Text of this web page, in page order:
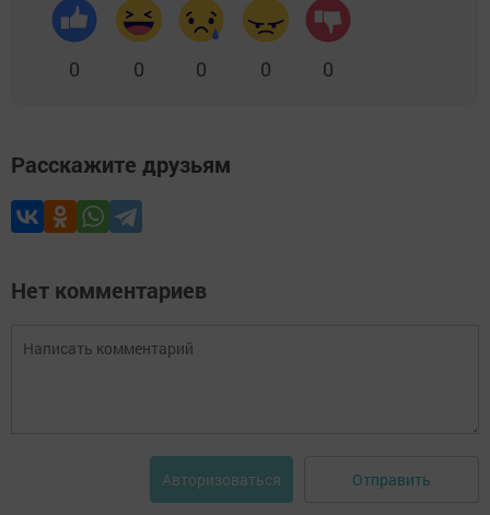
0 0 0 0 0
Расскажите друзьям
Нет комментариев
Авторизоваться Отправить